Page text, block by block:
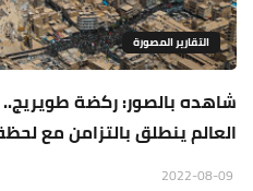
التقارير المصورة
شاهده بالصور: ركضة
العالم ينطلق بالتزامن مع